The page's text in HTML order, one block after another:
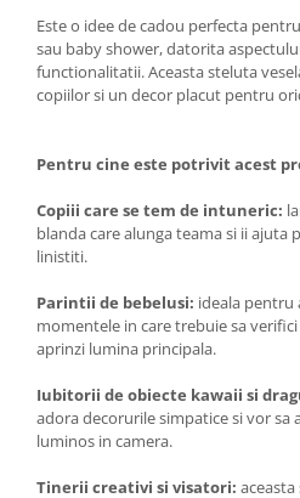
Este o idee de cadou perfecta
sau baby shower, datorita
functionalitatii. Aceasta steluta
copiilor si un decor placut pentru
Pentru cine este potrivit acest
Copiii care se tem de intuneric:
blanda care alunga teama si ii ajuta
linistiti.
Parintii de bebelusi: ideala pentru
momentele in care trebuie sa
aprinzi lumina principala.
Iubitorii de obiecte kawaii si
adora decorurile simpatice si vor sa
luminos in camera.
Tinerii creativi si visatori: